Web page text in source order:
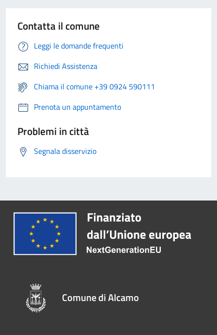
Contatta il comune
Leggi le domande frequenti
Richiedi Assistenza
Chiama il comune +39 0924 590111
Prenota un appuntamento
Problemi in città
Segnala disservizio
Comune di Alcamo